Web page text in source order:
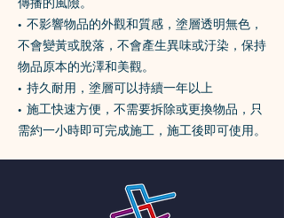
傳播的風險。
• 不影響物品的外觀和質感，塗層透明無色，
不會變黃或脫落，不會產生異味或汙染，保持
物品原本的光澤和美觀。
• 持久耐用，塗層可以持續一年以上
• 施工快速方便，不需要拆除或更換物品，只
需約一小時即可完成施工，施工後即可使用。